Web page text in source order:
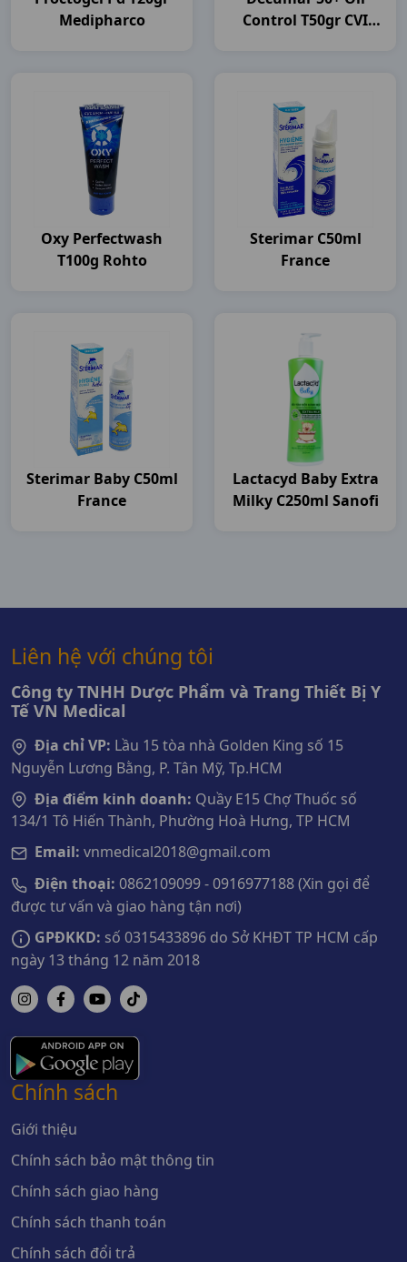
Medipharco
Control T50gr CVI
Oxy Perfectwash
T100g Rohto
Sterimar C50ml
France
Sterimar Baby C50ml
France
Lactacyd Baby Extra
Milky C250ml Sanofi
Liên hệ với chúng tôi
Công ty TNHH Dược Phẩm và Trang Thiết Bị Y
Tế VN Medical
Địa chỉ VP: Lầu 15 tòa nhà Golden King số 15
Nguyễn Lương Bằng, P. Tân Mỹ, Tp.HCM
Địa điểm kinh doanh: Quầy E15 Chợ Thuốc số
134/1 Tô Hiến Thành, Phường Hoà Hưng, TP HCM
Email: vnmedical2018@gmail.com
Điện thoại: 0862109099 - 0916977188 (Xin gọi để
được tư vấn và giao hàng tận nơi)
GPĐKKD: số 0315433896 do Sở KHĐT TP HCM cấp
ngày 13 tháng 12 năm 2018
Chính sách
Giới thiệu
Chính sách bảo mật thông tin
Chính sách giao hàng
Chính sách thanh toán
Chính sách đổi trả